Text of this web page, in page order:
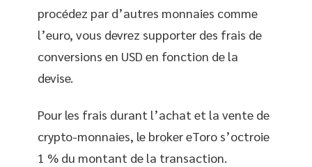
procédez par d’autres monnaies comme
l’euro, vous devrez supporter des frais de
conversions en USD en fonction de la
devise.
Pour les frais durant l’achat et la vente de
crypto-monnaies, le broker eToro s’octroie
1 % du montant de la transaction.